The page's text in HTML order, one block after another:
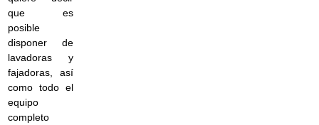
que es
posible
disponer de
lavadoras y
fajadoras, así
como todo el
equipo
completo